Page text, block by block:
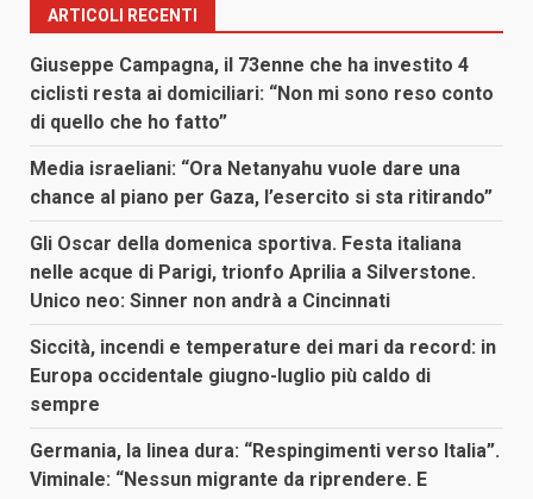
ARTICOLI RECENTI
Giuseppe Campagna, il 73enne che ha investito 4
ciclisti resta ai domiciliari: “Non mi sono reso conto
di quello che ho fatto”
Media israeliani: “Ora Netanyahu vuole dare una
chance al piano per Gaza, l’esercito si sta ritirando”
Gli Oscar della domenica sportiva. Festa italiana
nelle acque di Parigi, trionfo Aprilia a Silverstone.
Unico neo: Sinner non andrà a Cincinnati
Siccità, incendi e temperature dei mari da record: in
Europa occidentale giugno-luglio più caldo di
sempre
Germania, la linea dura: “Respingimenti verso Italia”.
Viminale: “Nessun migrante da riprendere. E